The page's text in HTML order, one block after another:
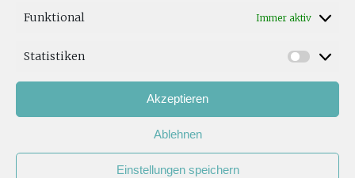
Funktional Immer aktiv
Statistiken
Akzeptieren
Ablehnen
Einstellungen speichern
IMPRESSUM
DATENSCHUTZERKLÄRUNG